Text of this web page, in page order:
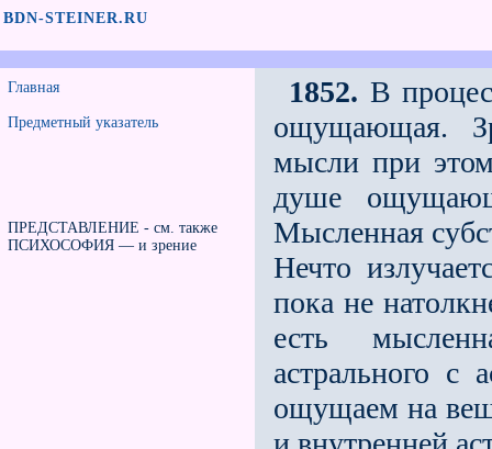
BDN-STEINER.RU
Главная
Предметный указатель
ПРЕДСТАВЛЕНИЕ - см. также
ПСИХОСОФИЯ — и зрение
1852. В
ощущающая.
мысли при
душе
Мысленная
Нечто
пока не
есть
астрального с
ощущаем на